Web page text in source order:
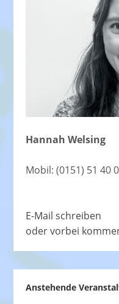
Hannah Welsing
Mobil: (0151) 51 40
E-Mail schreiben
oder vorbei
Anstehende